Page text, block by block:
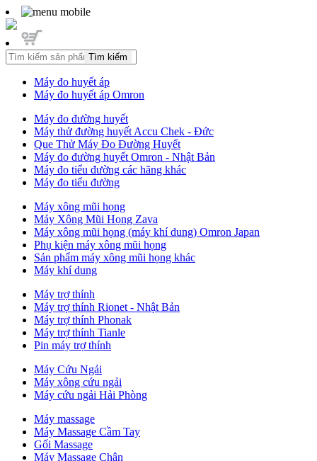
Tìm kiếm
Máy đo huyết áp
Máy đo huyết áp Omron
Máy đo đường huyết
Máy thử đường huyết Accu Chek - Đức
Que Thử Máy Đo Đường Huyết
Máy đo đường huyết Omron - Nhật Bản
Máy đo tiểu đường các hãng khác
Máy đo tiểu đường
Máy xông mũi họng
Máy Xông Mũi Họng Zava
Máy xông mũi họng (máy khí dung) Omron Japan
Phụ kiện máy xông mũi họng
Sản phẩm máy xông mũi họng khác
Máy khí dung
Máy trợ thính
Máy trợ thính Rionet - Nhật Bản
Máy trợ thính Phonak
Máy trợ thính Tianle
Pin máy trợ thính
Máy Cứu Ngải
Máy xông cứu ngải
Máy cứu ngải Hải Phòng
Máy massage
Máy Massage Cầm Tay
Gối Massage
Máy Massage Chân